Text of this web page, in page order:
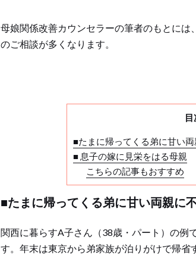
母娘関係改善カウンセラーの筆者のもとに
のご相談が多くなります。
目
■たまに帰ってくる弟に甘い
■ 息子の嫁に見栄をはる母親
こちらの記事もおすすめ
■たまに帰ってくる弟に甘い両親に
関西に暮らすA子さん（38歳・パート）の例
す。年末は東京から弟家族が泊りがけで帰